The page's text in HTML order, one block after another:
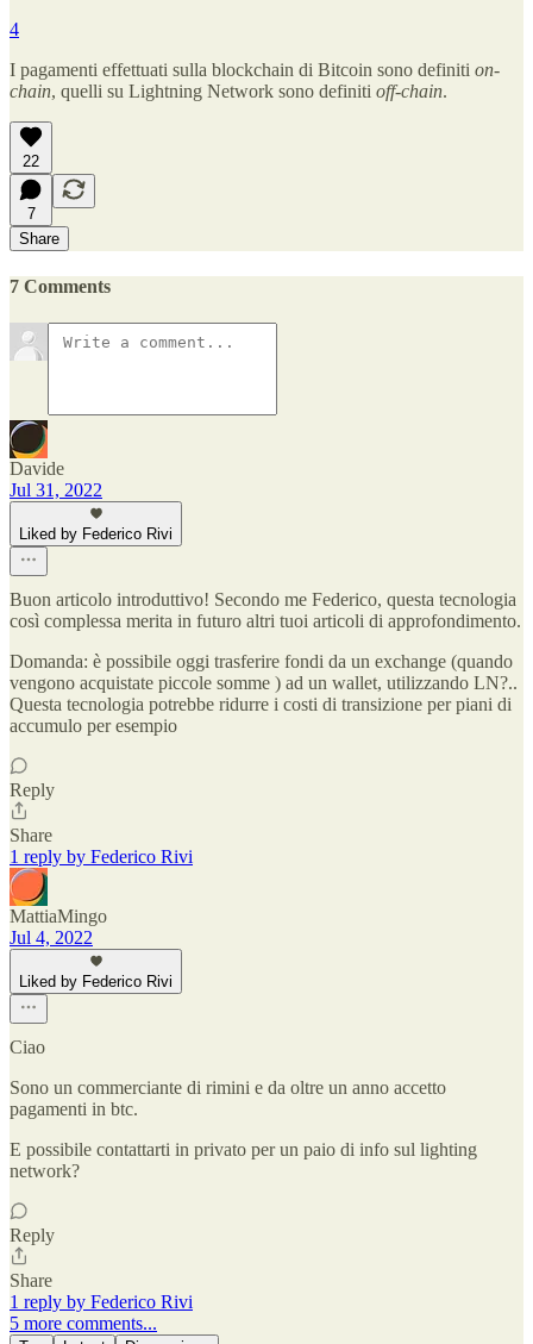
4
I pagamenti effettuati sulla blockchain di Bitcoin sono definiti on-
chain, quelli su Lightning Network sono definiti off-chain.
22
7
Share
7 Comments
Davide
Jul 31, 2022
Liked by Federico Rivi
Buon articolo introduttivo! Secondo me Federico, questa tecnologia
così complessa merita in futuro altri tuoi articoli di approfondimento.
Domanda: è possibile oggi trasferire fondi da un exchange (quando
vengono acquistate piccole somme ) ad un wallet, utilizzando LN?..
Questa tecnologia potrebbe ridurre i costi di transizione per piani di
accumulo per esempio
Reply
Share
1 reply by Federico Rivi
MattiaMingo
Jul 4, 2022
Liked by Federico Rivi
Ciao
Sono un commerciante di rimini e da oltre un anno accetto
pagamenti in btc.
E possibile contattarti in privato per un paio di info sul lighting
network?
Reply
Share
1 reply by Federico Rivi
5 more comments...